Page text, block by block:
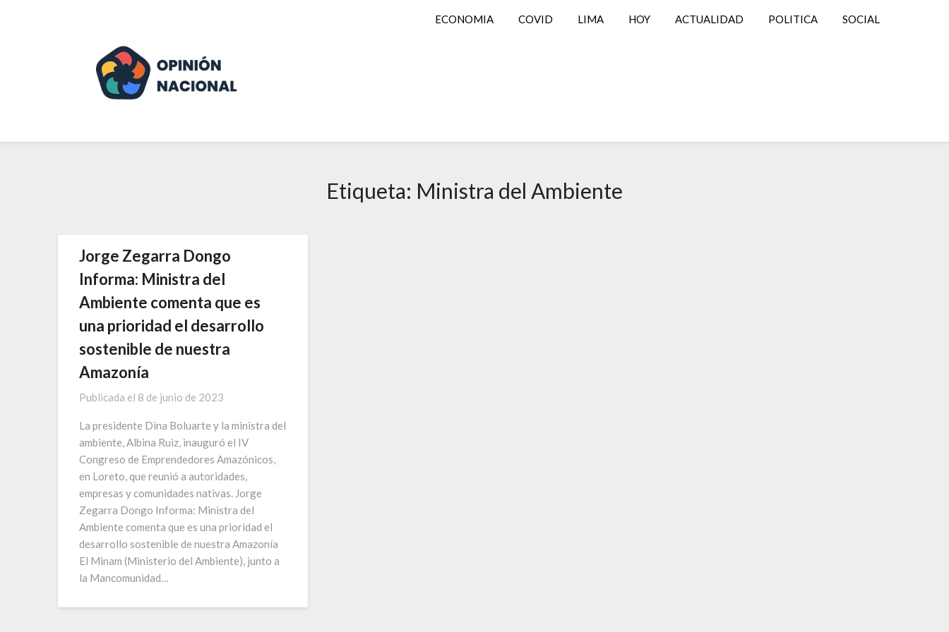
ECONOMIA COVID LIMA HOY ACTUALIDAD POLITICA SOCIAL
Etiqueta: Ministra del Ambiente
Jorge Zegarra Dongo
Informa: Ministra del
Ambiente comenta que es
una prioridad el desarrollo
sostenible de nuestra
Amazonía
Publicada el 8 de junio de 2023
La presidente Dina Boluarte y la ministra del
ambiente, Albina Ruiz, inauguró el IV
Congreso de Emprendedores Amazónicos,
en Loreto, que reunió a autoridades,
empresas y comunidades nativas. Jorge
Zegarra Dongo Informa: Ministra del
Ambiente comenta que es una prioridad el
desarrollo sostenible de nuestra Amazonía
El Minam (Ministerio del Ambiente), junto a
la Mancomunidad…